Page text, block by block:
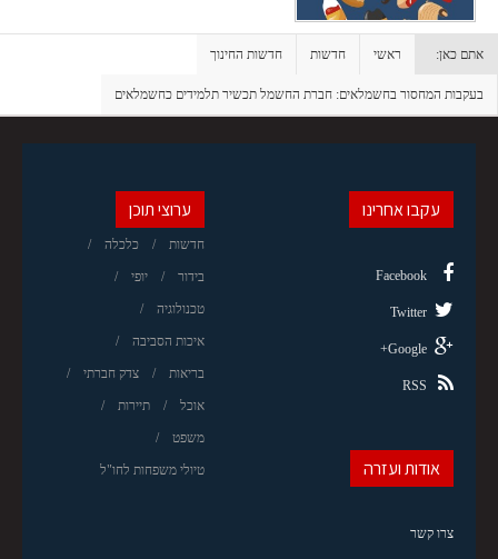
אתם כאן: ראשי חדשות חדשות החינוך
בעקבות המחסור בחשמלאים: חברת החשמל תכשיר תלמידים כחשמלאים
ערוצי תוכן
חדשות כלכלה
בידור יופי
טכנולוגיה
איכות הסביבה
בריאות צדק חברתי
אוכל תיירות
משפט
טיולי משפחות לחו"ל
עקבו אחרינו
Facebook
Twitter
Google+
RSS
אודות ועזרה
צרו קשר